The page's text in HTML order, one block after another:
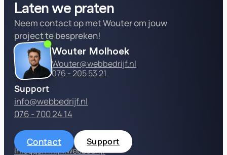
Laten we praten
Neem contact op met Wouter om jouw
project te bespreken!
Wouter Molhoek
Wouter@webbedrijf.nl
076 - 205 53 21
Support
info@webbedrijf.nl
076 - 700 24 14
Contact
Support
Inloggen mijn.webbedrijf